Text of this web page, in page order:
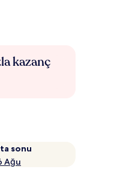
kazanç
sonu
Ağu